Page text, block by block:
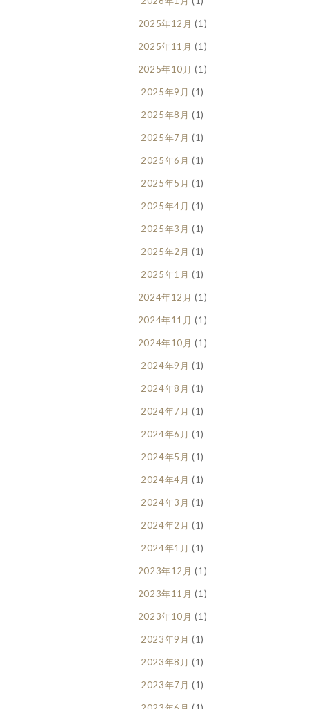
2025年12月 (1)
2025年11月 (1)
2025年10月 (1)
2025年9月 (1)
2025年8月 (1)
2025年7月 (1)
2025年6月 (1)
2025年5月 (1)
2025年4月 (1)
2025年3月 (1)
2025年2月 (1)
2025年1月 (1)
2024年12月 (1)
2024年11月 (1)
2024年10月 (1)
2024年9月 (1)
2024年8月 (1)
2024年7月 (1)
2024年6月 (1)
2024年5月 (1)
2024年4月 (1)
2024年3月 (1)
2024年2月 (1)
2024年1月 (1)
2023年12月 (1)
2023年11月 (1)
2023年10月 (1)
2023年9月 (1)
2023年8月 (1)
2023年7月 (1)